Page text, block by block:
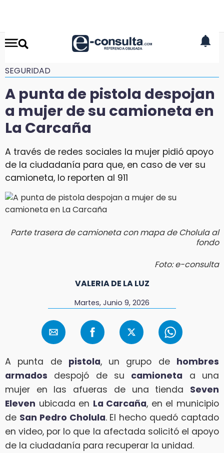
SEGURIDAD
A punta de pistola despojan
a mujer de su camioneta en
La Carcaña
A través de redes sociales la mujer pidió apoyo
de la ciudadanía para que, en caso de ver su
camioneta, lo reporten al 911
Parte trasera de camioneta con mapa de Cholula al
fondo
Foto: e-consulta
VALERIA DE LA LUZ
Martes, Junio 9, 2026
A punta de pistola, un grupo de hombres
armados despojó de su camioneta a una
mujer en las afueras de una tienda Seven
Eleven ubicada en La Carcaña, en el municipio
de San Pedro Cholula. El hecho quedó captado
en video, por lo que la afectada solicitó el apoyo
de la ciudadanía para recuperar la unidad.